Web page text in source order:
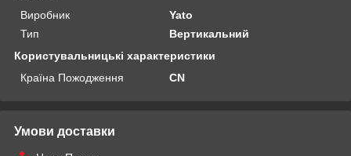
Виробник
Yato
Тип
Вертикальний
Користувальницькі характеристики
Країна Пожодження
CN
Умови доставки